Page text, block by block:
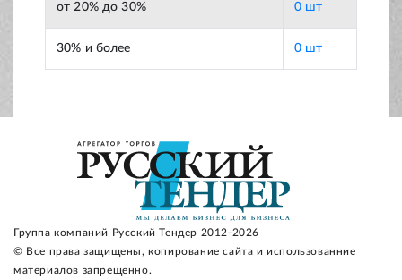
от 20% до 30% 0 шт
30% и более 0 шт
Группа компаний Русский Тендер 2012-2026
© Все права защищены, копирование сайта и использованние
материалов запрещенно.